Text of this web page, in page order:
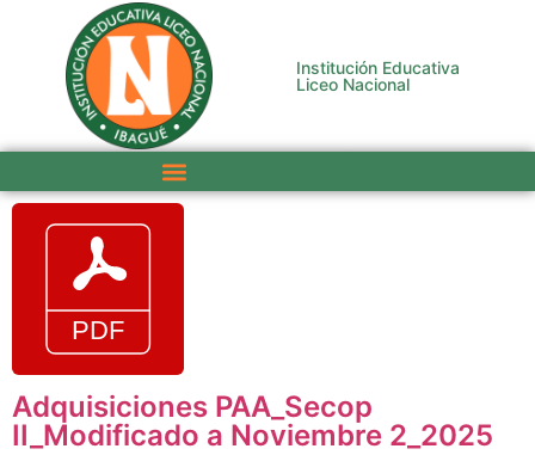
Institución Educativa
Liceo Nacional
Adquisiciones PAA_Secop
II_Modificado a Noviembre 2_2025